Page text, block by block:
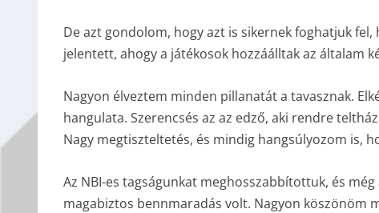
De azt gondolom, hogy azt is sikernek foghatjuk
jelentett, ahogy a játékosok hozzáálltak az általam
Nagyon élveztem minden pillanatát a tavasznak.
hangulata. Szerencsés az az edző, aki rendre
Nagy megtiszteltetés, és mindig hangsúlyozom is,
Az NBI-es tagságunkat meghosszabbítottuk, és
magabiztos bennmaradás volt. Nagyon köszönöm